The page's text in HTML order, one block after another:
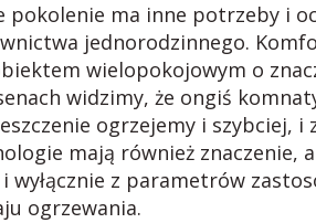
pokolenie ma inne potrzeby i
jednorodzinnego.
wielopokojowym o
widzimy, że ongiś
ogrzejemy i szybciej, i
mają również znaczenie,
wyłącznie z parametrów
ogrzewania.